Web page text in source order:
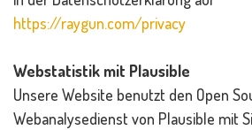
https://raygun.com/privacy
Webstatistik mit Plausible
Unsere Website benutzt den Open
Webanalysedienst von Plausible mit